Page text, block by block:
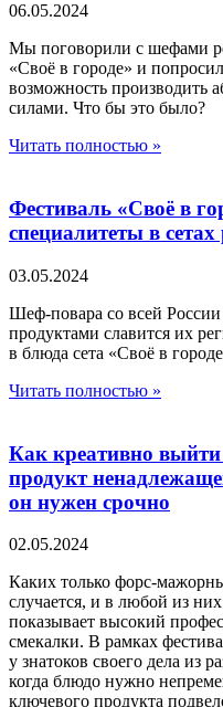
06.05.2024
Мы поговорили с шефами
«Своё в городе» и
возможность производить
силами. Что бы это было?
Читать полностью »
Фестиваль «Своё в
специалитеты в
03.05.2024
Шеф-повара со всей России
продуктами славится их
в блюда сета «Своё в
Читать полностью »
Как креативно выйти
продукт
он нужен срочно
02.05.2024
Каких только форс-
случается, и в любой из
показывает высокий
смекалки. В рамках
у знатоков своего дела из
когда блюдо нужно
ключевого продукта